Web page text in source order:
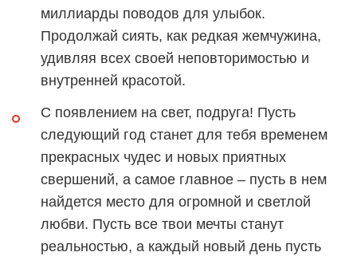
миллиарды поводов для улыбок.
Продолжай сиять, как редкая жемчужина,
удивляя всех своей неповторимостью и
внутренней красотой.
С появлением на свет, подруга! Пусть
следующий год станет для тебя временем
прекрасных чудес и новых приятных
свершений, а самое главное – пусть в нем
найдется место для огромной и светлой
любви. Пусть все твои мечты станут
реальностью, а каждый новый день пусть